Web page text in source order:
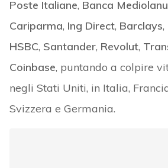
Poste Italiane, Banca
Cariparma, Ing Direct, Barclays,
HSBC, Santander, Revolut,
Coinbase, puntando a colpire
negli Stati Uniti, in Italia,
Svizzera e Germania.